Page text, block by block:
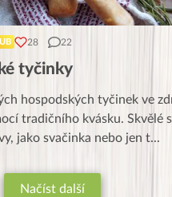
28 22
tyčinky
hospodských tyčinek ve
tradičního kvásku. Skvělé
jako svačinka nebo jen t...
Načíst další